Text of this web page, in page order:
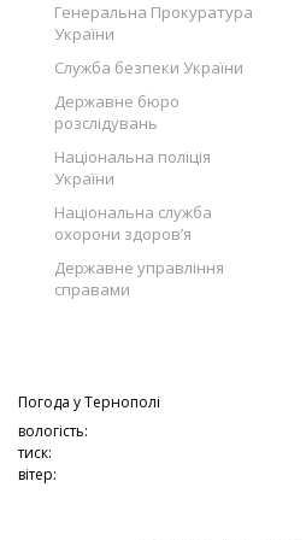
Генеральна Прокуратура
України
Служба безпеки України
Державне бюро
розслідувань
Національна поліція
України
Національна служба
охорони здоров’я
Державне управління
справами
Погода уТернополі
вологість:
тиск:
вітер: